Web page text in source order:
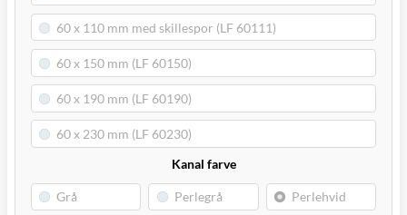
Kanal farve